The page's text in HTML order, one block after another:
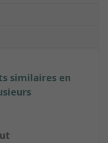
similaires en